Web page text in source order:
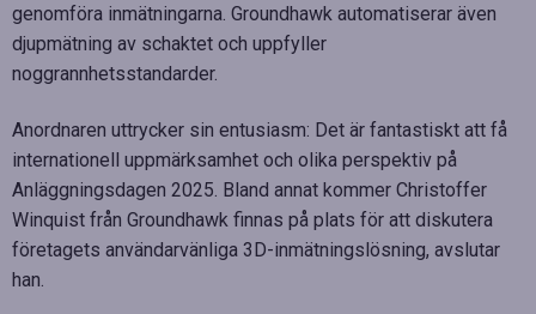
genomföra inmätningarna. Groundhawk automatiserar även
djupmätning av schaktet och uppfyller
noggrannhetsstandarder.
Anordnaren uttrycker sin entusiasm: Det är fantastiskt att få
internationell uppmärksamhet och olika perspektiv på
Anläggningsdagen 2025. Bland annat kommer Christoffer
Winquist från Groundhawk finnas på plats för att diskutera
företagets användarvänliga 3D-inmätningslösning, avslutar
han.